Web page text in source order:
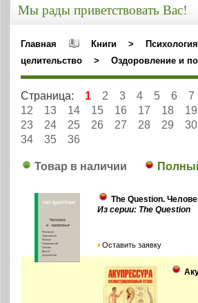
Мы рады приветствовать Вас!
Главная Книги >
целительство
> Оздоровление и
Страница: 1 2 3 4 5 6 7
12
13 14 15 16 17 18 19
23
24 25 26 27 28 29 30
34
35 36
Товар в наличии
The Question.
Из серии: The Question
Оставить заявку